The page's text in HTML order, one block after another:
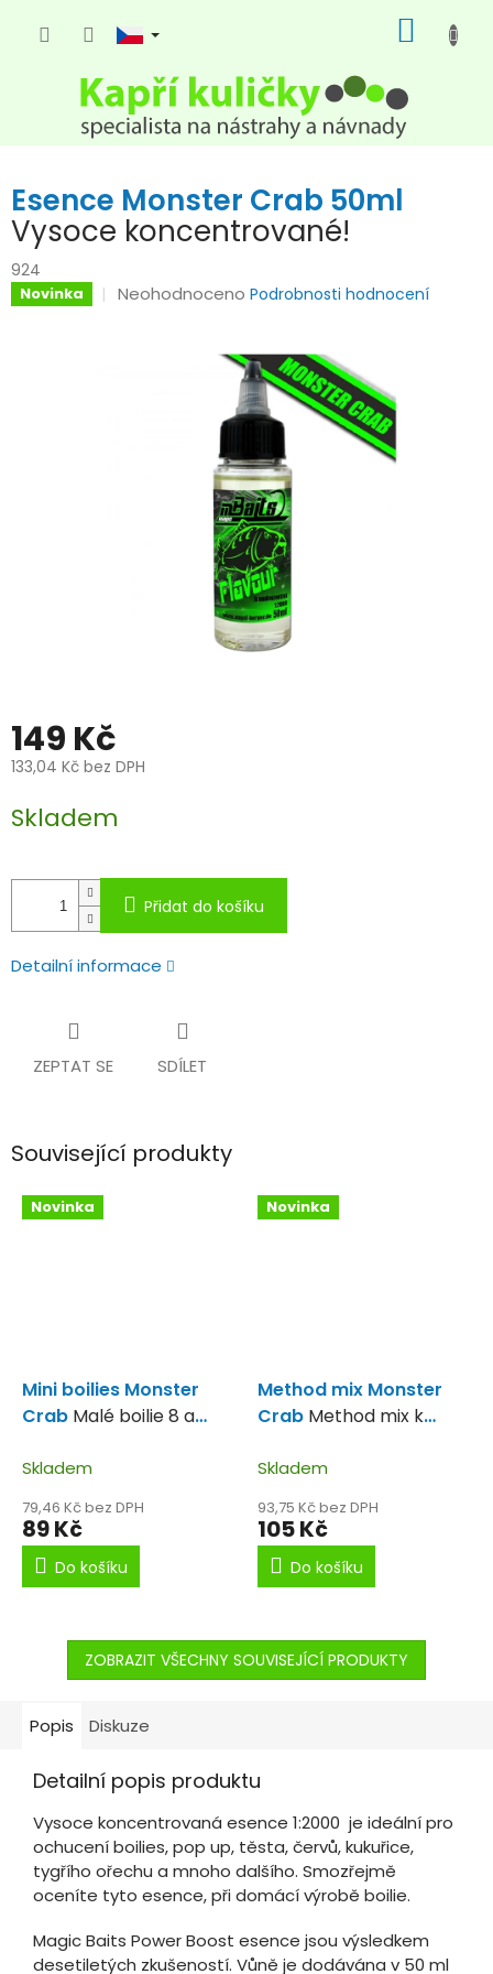
KOŠÍK
Esence Monster Crab 50ml
Vysoce koncentrované!
924
Novinka
Průměrné
Neohodnoceno Podrobnosti hodnocení
149 Kč
133,04 Kč bez DPH
cena:
Skladem
Přidat do košíku
Detailní informace
ZEPTAT SE SDÍLET
Související produkty
Novinka
Mini boilies Monster
Crab Malé boilie 8 a
Skladem
79,46 Kč bez DPH
89 Kč
Do košíku
Novinka
Method mix Monster
Crab Method mix k
extra silným aroma
Skladem
93,75 Kč bez DPH
105 Kč
Do košíku
ZOBRAZIT VŠECHNY SOUVISEJÍCÍ PRODUKTY
Popis Diskuze
Detailní popis produktu
Vysoce koncentrovaná esence 1:2000 je ideální pro
ochucení boilies, pop up, těsta, červů, kukuřice,
tygřího ořechu a mnoho dalšího. Smozřejmě
oceníte tyto esence, při domácí výrobě boilie.
Magic Baits Power Boost esence jsou výsledkem
desetiletých zkušeností. Vůně je dodávána v 50 ml